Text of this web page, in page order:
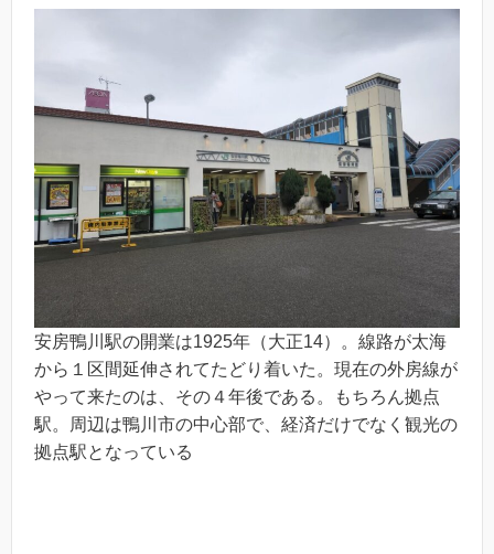
安房鴨川駅の開業は1925年（大正14）。線路が太海
から１区間延伸されてたどり着いた。現在の外房線が
やって来たのは、その４年後である。もちろん拠点
駅。周辺は鴨川市の中心部で、経済だけでなく観光の
拠点駅となっている